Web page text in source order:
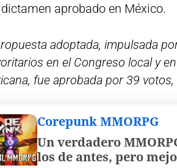
aprobado en México.
adoptada, impulsada
en el Congreso local y
fue aprobada por 39
Corepunk MMORPG
Un verdadero
los de antes, pero